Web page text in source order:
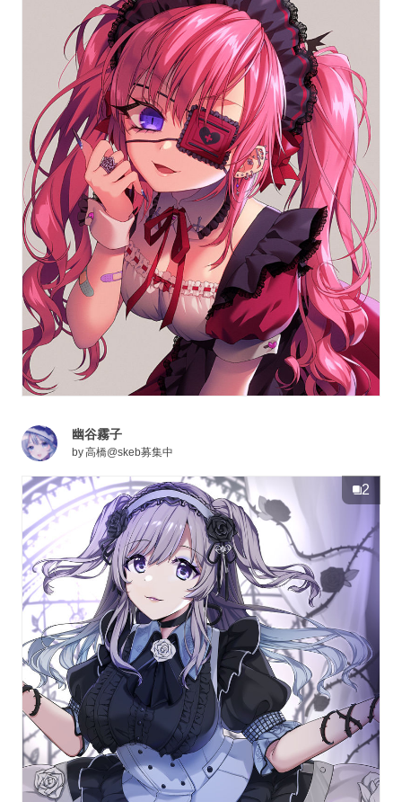
幽谷霧子
by高橋@skeb募集中
2